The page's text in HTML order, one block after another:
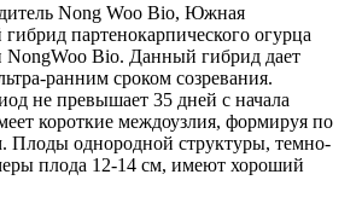
Nong Woo Bio, Южная
партенокарпического огурца
NongWoo Bio. Данный гибрид дает
ранним сроком созревания.
не превышает 35 дней с начала
короткие междоузлия, формируя по
Плоды однородной структуры, темно-
плода 12-14 см, имеют хороший